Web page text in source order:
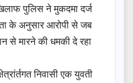
पुलिस ने मुकदमा दर्ज
के अनुसार आरोपी से जब
से मारने की धमकी दे रहा
निवासी एक युवती